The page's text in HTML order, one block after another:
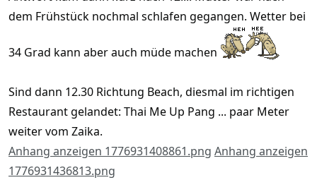
dem Frühstück nochmal schlafen gegangen. Wetter bei
34 Grad kann aber auch müde machen
Sind dann 12.30 Richtung Beach, diesmal im richtigen
Restaurant gelandet: Thai Me Up Pang ... paar Meter
weiter vom Zaika.
Anhang anzeigen 1776931408861.png Anhang anzeigen
1776931436813.png